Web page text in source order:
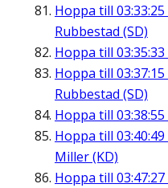
Hoppa till 03:33:25
Rubbestad (SD)
Hoppa till 03:35:33
Hoppa till 03:37:15
Rubbestad (SD)
Hoppa till 03:38:55
Hoppa till 03:40:49
Miller (KD)
Hoppa till 03:47:27